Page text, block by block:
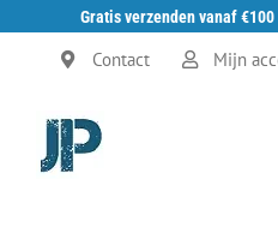
Gratis verzenden vanaf
Ga
Contact Mijn